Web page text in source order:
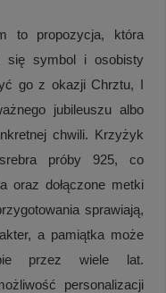
to propozycja, która
się symbol i osobisty
go z okazji Chrztu, I
jubileuszu albo
chwili. Krzyżyk
próby 925, co
oraz dołączone metki
sprawiają,
a pamiątka może
przez wiele lat.
personalizacji